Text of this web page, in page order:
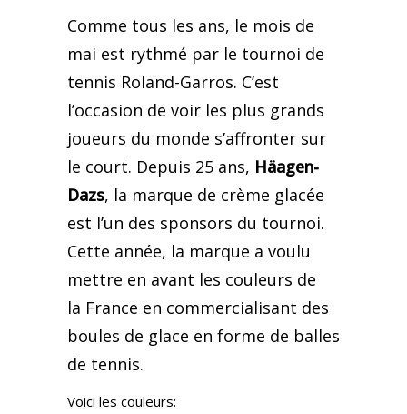
Comme tous les ans, le mois de
mai est rythmé par le tournoi de
tennis Roland-Garros. C’est
l’occasion de voir les plus grands
joueurs du monde s’affronter sur
le court. Depuis 25 ans, Häagen-
Dazs, la marque de crème glacée
est l’un des sponsors du tournoi.
Cette année, la marque a voulu
mettre en avant les couleurs de
la France en commercialisant des
boules de glace en forme de balles
de tennis.
Voici les couleurs: